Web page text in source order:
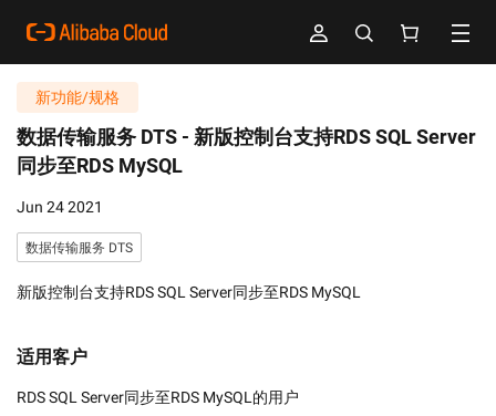
新功能/规格
数据传输服务 DTS - 新版控制台支持RDS SQL Server
同步至RDS MySQL
Jun 24 2021
数据传输服务 DTS
新版控制台支持RDS SQL Server同步至RDS MySQL
适用客户
RDS SQL Server同步至RDS MySQL的用户